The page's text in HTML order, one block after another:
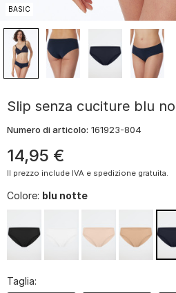
BASIC
Slip senza cuciture blu
Numero di articolo: 161923-804
14,95 €
Il prezzo include IVA e spedizione gratuita.
Colore: blu notte
Taglia: